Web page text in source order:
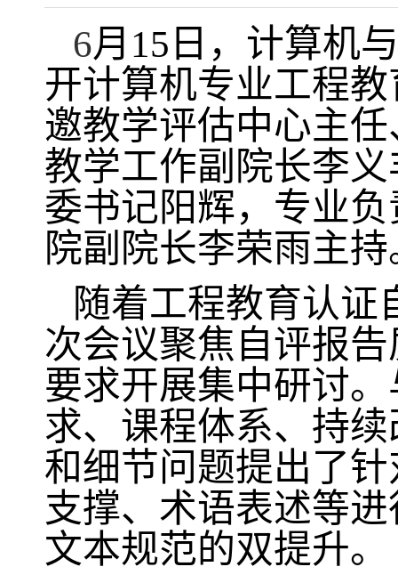
6月 15 日，计算机
开计算机专业工程
邀教学评估中心主
教学工作副院长李
委书记阳辉，专业
院副院长李荣雨主持
随着工程教育认证
次会议聚焦自评报
要求开展集中研讨
求、课程体系、持
和细节问题提出了
支撑、术语表述等
文本规范的双提升。